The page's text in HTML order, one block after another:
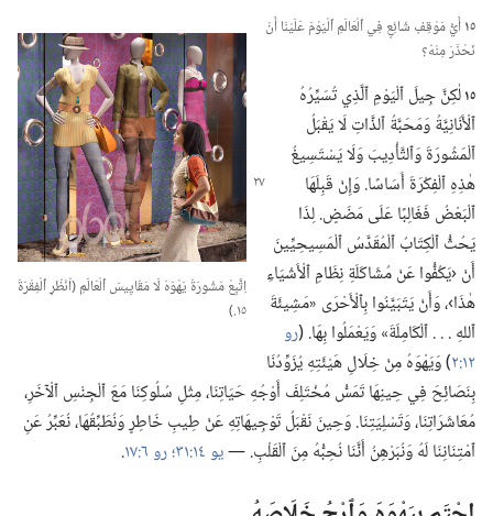
اِتَّبِعْ مَشُورَةَ يَهْوَهَ لَا مَقَايِيسَ ٱلْعَالَمِ (‏اُنْظُرِ ٱلْفِقْرَةَ
١٥.‏)‏
١٥أَيُّ مَوْقِفٍ شَائِعٍ فِي ٱلْعَالَمِ ٱلْيَوْمَ عَلَيْنَا أَنْ
نَحْذَرَ مِنْهُ؟‏
١٥لٰكِنَّ جِيلَ ٱلْيَوْمِ ٱلَّذِي تُسَيِّرُهُ
ٱلْأَنَانِيَّةُ وَمَحَبَّةُ ٱلذَّاتِ لَا يَقْبَلُ
ٱلْمَشُورَةَ وَٱلتَّأْدِيبَ وَلَا يَسْتَسِيغُ
هٰذِهِٱلْفِكْرَةَ أَسَاسًا.‏ وَإِنْ قَبِلَهَا
ٱلْبَعْضُ فَغَالِبًا عَلَى مَضَضٍ.‏ لِذَا
يَحُثُّ ٱلْكِتَابُ ٱلْمُقَدَّسُ ٱلْمَسِيحِيِّينَ
أَنْ ‹يَكُفُّوا عَنْ مُشَاكَلَةِ نِظَامِ ٱلْأَشْيَاءِ
هٰذَا›،‏ وَأَنْ يَتَبَيَّنُوا بِٱلْأَحْرَى «مَشِيئَةَ
ٱللهِ .‏ .‏ .‏ ٱلْكَامِلَةَ» وَيَعْمَلُوا بِهَا.‏ (‏رو
١٢:‏٢ ‏)‏ وَيَهْوَهُ مِنْ خِلَالِ هَيْئَتِهِ يُزَوِّدُنَا
بِنَصَائِحَ فِي حِينِهَا تَمَسُّ مُخْتَلِفَ أَوْجُهِ حَيَاتِنَا،‏ مِثْلِ سُلُوكِنَا مَعَ ٱلْجِنْسِ ٱلْآخَرِ،‏
مُعَاشَرَاتِنَا،‏ وَتَسْلِيَتِنَا.‏ وَحِينَ نَقْبَلُ تَوْجِيهَاتِهِ عَنْ طِيبِ خَاطِرٍ وَنُطَبِّقُهَا،‏ نُعَبِّرُ عَنِ
ٱمْتِنَانِنَا لَهُ وَنُبَرْهِنُ أَنَّنَا نُحِبُّهُ مِنَ ٱلْقَلْبِ.‏ —‏يو ١٤:‏٣١؛‏ رو ٦:‏١٧ ‏.‏